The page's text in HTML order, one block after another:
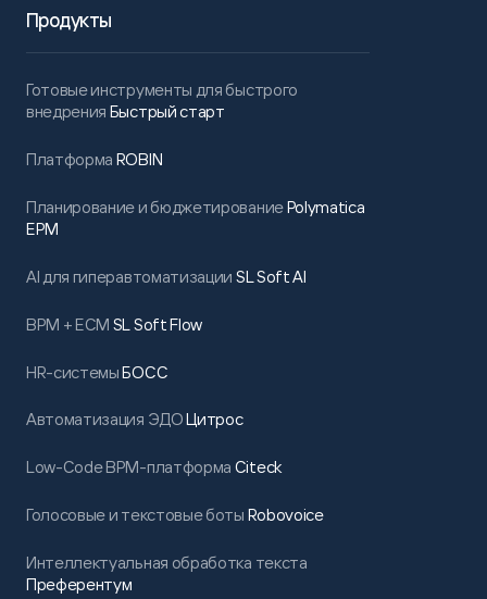
Продукты
Готовые инструменты для быстрого
внедрения Быстрый старт
Платформа ROBIN
Планирование и бюджетированиеPolymatica
EPM
AI для гиперавтоматизации SL Soft AI
BPM + ECM SL Soft Flow
HR-системыБОСС
Автоматизация ЭДОЦитрос
Low-Code BPM-платформа Citeck
Голосовые и текстовые боты Robovoice
Интеллектуальная обработка текста
Преферентум